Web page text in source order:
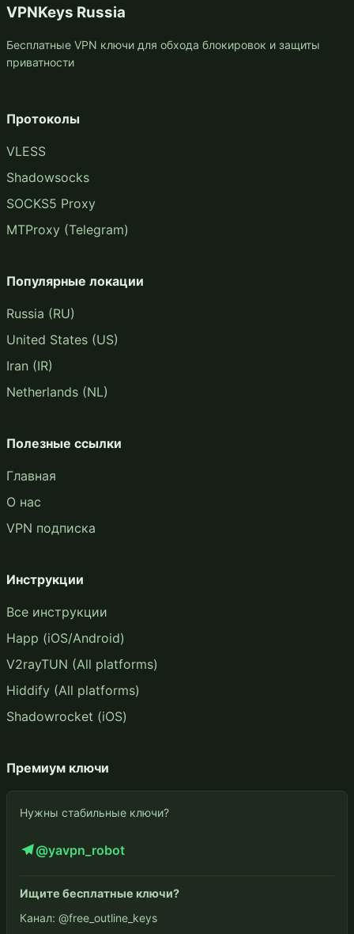
VPNKeys Russia
Бесплатные VPN ключи для обхода блокировок и защиты
приватности
Протоколы
VLESS
Shadowsocks
SOCKS5 Proxy
MTProxy (Telegram)
Популярные локации
Russia (RU)
United States (US)
Iran (IR)
Netherlands (NL)
Полезные ссылки
Главная
О нас
VPN подписка
Инструкции
Все инструкции
Happ (iOS/Android)
V2rayTUN (All platforms)
Hiddify (All platforms)
Shadowrocket (iOS)
Премиум ключи
Нужны стабильные ключи?
@yavpn_robot
Ищите бесплатные ключи?
Канал: @free_outline_keys